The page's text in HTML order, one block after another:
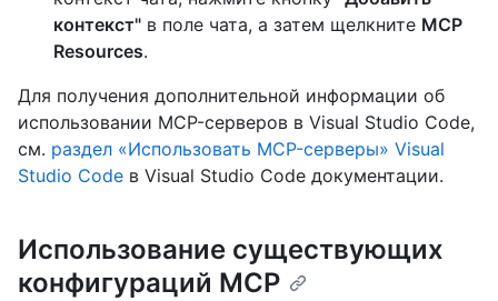
контекст" в поле чата, а затем щелкните MCP
Resources.
Для получения дополнительной информации об
использовании MCP-серверов в Visual Studio Code,
см. раздел «Использовать MCP-серверы» Visual
Studio Code в Visual Studio Code документации.
Использование существующих
конфигураций MCP